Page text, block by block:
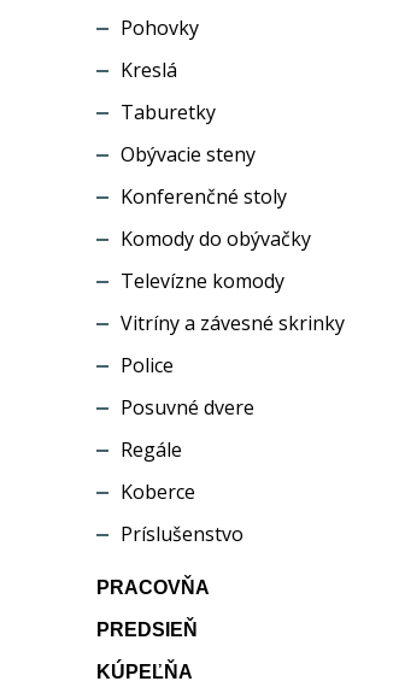
Pohovky
Kreslá
Taburetky
Obývacie steny
Konferenčné stoly
Komody do obývačky
Televízne komody
Vitríny a závesné skrinky
Police
Posuvné dvere
Regále
Koberce
Príslušenstvo
PRACOVŇA
PREDSIEŇ
KÚPEĽŇA